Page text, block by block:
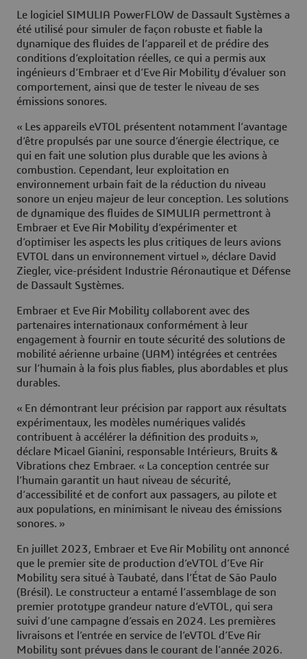
Le logiciel SIMULIA PowerFLOW de Dassault Systèmes a
été utilisé pour simuler de façon robuste et fiable la
dynamique des fluides de l’appareil et de prédire des
conditions d’exploitation réelles, ce qui a permis aux
ingénieurs d’Embraer et d’Eve Air Mobility d’évaluer son
comportement, ainsi que de tester le niveau de ses
émissions sonores.
« Les appareils eVTOL présentent notamment l’avantage
d’être propulsés par une source d’énergie électrique, ce
qui en fait une solution plus durable que les avions à
combustion. Cependant, leur exploitation en
environnement urbain fait de la réduction du niveau
sonore un enjeu majeur de leur conception. Les solutions
de dynamique des fluides de SIMULIA permettront à
Embraer et Eve Air Mobility d’expérimenter et
d’optimiser les aspects les plus critiques de leurs avions
EVTOL dans un environnement virtuel », déclare David
Ziegler, vice-président Industrie Aéronautique et Défense
de Dassault Systèmes.
Embraer et Eve Air Mobility collaborent avec des
partenaires internationaux conformément à leur
engagement à fournir en toute sécurité des solutions de
mobilité aérienne urbaine (UAM) intégrées et centrées
sur l’humain à la fois plus fiables, plus abordables et plus
durables.
« En démontrant leur précision par rapport aux résultats
expérimentaux, les modèles numériques validés
contribuent à accélérer la définition des produits »,
déclare Micael Gianini, responsable Intérieurs, Bruits &
Vibrations chez Embraer. « La conception centrée sur
l’humain garantit un haut niveau de sécurité,
d’accessibilité et de confort aux passagers, au pilote et
aux populations, en minimisant le niveau des émissions
sonores. »
En juillet 2023, Embraer et Eve Air Mobility ont annoncé
que le premier site de production d’eVTOL d’Eve Air
Mobility sera situé à Taubaté, dans l’État de São Paulo
(Brésil). Le constructeur a entamé l’assemblage de son
premier prototype grandeur nature d’eVTOL, qui sera
suivi d’une campagne d’essais en 2024. Les premières
livraisons et l’entrée en service de l’eVTOL d’Eve Air
Mobility sont prévues dans le courant de l’année 2026.